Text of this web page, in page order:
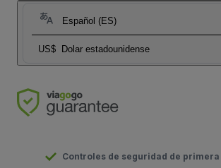
Español (ES)
US$ Dolar estadounidense
Controles de seguridad de